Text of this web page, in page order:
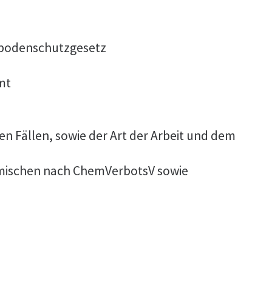
Fällen, sowie der Art der Arbeit und dem
nach ChemVerbotsV sowie